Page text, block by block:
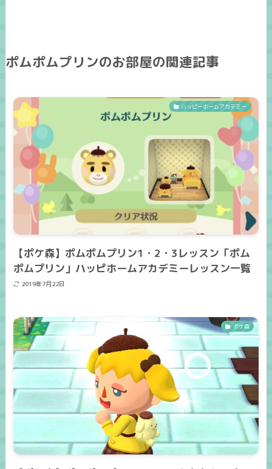
ポムポムプリンのお部屋の関連記事
ハッピーホームアカデミー
【ポケ森】ポムポムプリン1・2・3レッスン「ポム
ポムプリン」ハッピホームアカデミーレッスン一覧
2019年7月22日
ポケ森